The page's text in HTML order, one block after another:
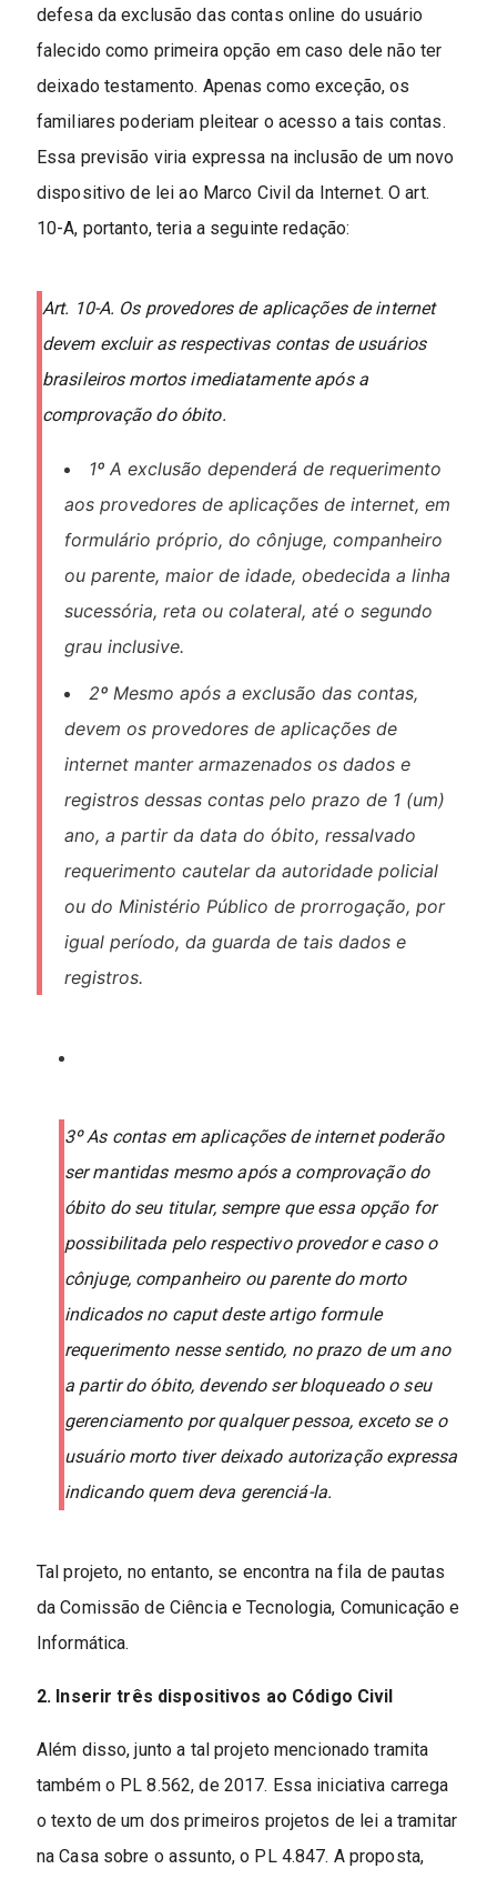
defesa da exclusão das contas online do usuário
falecido como primeira opção em caso dele não ter
deixado testamento. Apenas como exceção, os
familiares poderiam pleitear o acesso a tais contas.
Essa previsão viria expressa na inclusão de um novo
dispositivo de lei ao Marco Civil da Internet. O art.
10-A, portanto, teria a seguinte redação:
Art. 10-A. Os provedores de aplicações de internet
devem excluir as respectivas contas de usuários
brasileiros mortos imediatamente após a
comprovação do óbito.
1º A exclusão dependerá de requerimento
aos provedores de aplicações de internet, em
formulário próprio, do cônjuge, companheiro
ou parente, maior de idade, obedecida a linha
sucessória, reta ou colateral, até o segundo
grau inclusive.
2º Mesmo após a exclusão das contas,
devem os provedores de aplicações de
internet manter armazenados os dados e
registros dessas contas pelo prazo de 1 (um)
ano, a partir da data do óbito, ressalvado
requerimento cautelar da autoridade policial
ou do Ministério Público de prorrogação, por
igual período, da guarda de tais dados e
registros.
3º As contas em aplicações de internet poderão
ser mantidas mesmo após a comprovação do
óbito do seu titular, sempre que essa opção for
possibilitada pelo respectivo provedor e caso o
cônjuge, companheiro ou parente do morto
indicados no caput deste artigo formule
requerimento nesse sentido, no prazo de um ano
a partir do óbito, devendo ser bloqueado o seu
gerenciamento por qualquer pessoa, exceto se o
usuário morto tiver deixado autorização expressa
indicando quem deva gerenciá-la.
Tal projeto, no entanto, se encontra na fila de pautas
da Comissão de Ciência e Tecnologia, Comunicação e
Informática.
2. Inserir três dispositivos ao Código Civil
Além disso, junto a tal projeto mencionado tramita
também o PL 8.562, de 2017. Essa iniciativa carrega
o texto de um dos primeiros projetos de lei a tramitar
na Casa sobre o assunto, o PL 4.847. A proposta,